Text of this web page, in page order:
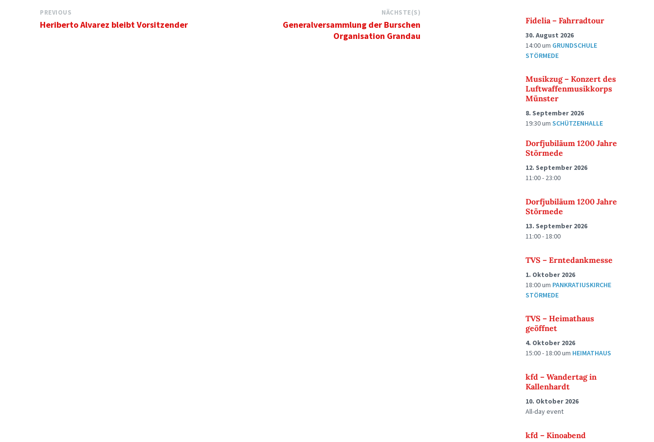
PREVIOUS
Heriberto Alvarez bleibt Vorsitzender
NÄCHSTE(S)
Generalversammlung der Burschen
Organisation Grandau
Fidelia – Fahrradtour
30. August 2026
14:00um GRUNDSCHULE
STÖRMEDE
Musikzug – Konzert des
Luftwaffenmusikkorps
Münster
8. September 2026
19:30umSCHÜTZENHALLE
Dorfjubiläum 1200 Jahre
Störmede
12. September 2026
11:00 - 23:00
Dorfjubiläum 1200 Jahre
Störmede
13. September 2026
11:00 - 18:00
TVS – Erntedankmesse
1. Oktober 2026
18:00um PANKRATIUSKIRCHE
STÖRMEDE
TVS – Heimathaus
geöffnet
4. Oktober 2026
15:00 - 18:00um HEIMATHAUS
kfd – Wandertag in
Kallenhardt
10. Oktober 2026
All-day event
kfd – Kinoabend